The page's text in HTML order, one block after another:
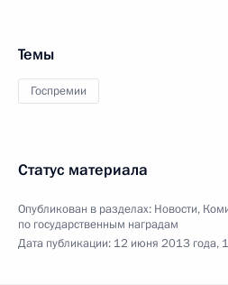
Темы
Госпремии
Статус материала
Опубликован в разделах: Новости,
по государственным наградам
Дата публикации: 12 июня 2013 года,